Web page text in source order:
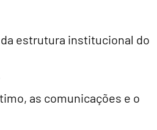
estrutura institucional do
as comunicações e o